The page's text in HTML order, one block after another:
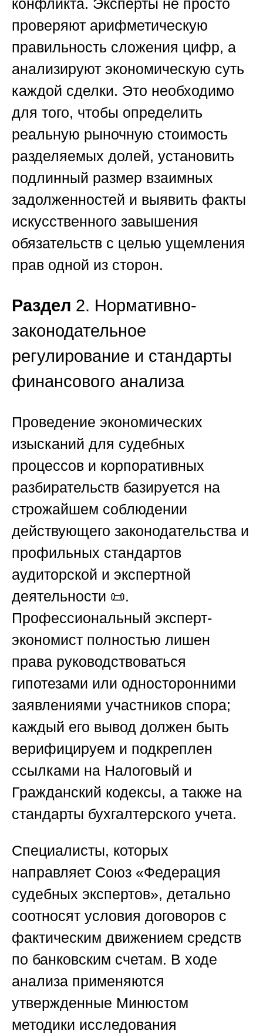
конфликта. Эксперты не просто
проверяют арифметическую
правильность сложения цифр, а
анализируют экономическую суть
каждой сделки. Это необходимо
для того, чтобы определить
реальную рыночную стоимость
разделяемых долей, установить
подлинный размер взаимных
задолженностей и выявить факты
искусственного завышения
обязательств с целью ущемления
прав одной из сторон.
Раздел 2. Нормативно-
законодательное
регулирование и стандарты
финансового анализа
Проведение экономических
изысканий для судебных
процессов и корпоративных
разбирательств базируется на
строжайшем соблюдении
действующего законодательства и
профильных стандартов
аудиторской и экспертной
деятельности 📜.
Профессиональный эксперт-
экономист полностью лишен
права руководствоваться
гипотезами или односторонними
заявлениями участников спора;
каждый его вывод должен быть
верифицируем и подкреплен
ссылками на Налоговый и
Гражданский кодексы, а также на
стандарты бухгалтерского учета.
Специалисты, которых
направляет Союз «Федерация
судебных экспертов», детально
соотносят условия договоров с
фактическим движением средств
по банковским счетам. В ходе
анализа применяются
утвержденные Минюстом
методики исследования